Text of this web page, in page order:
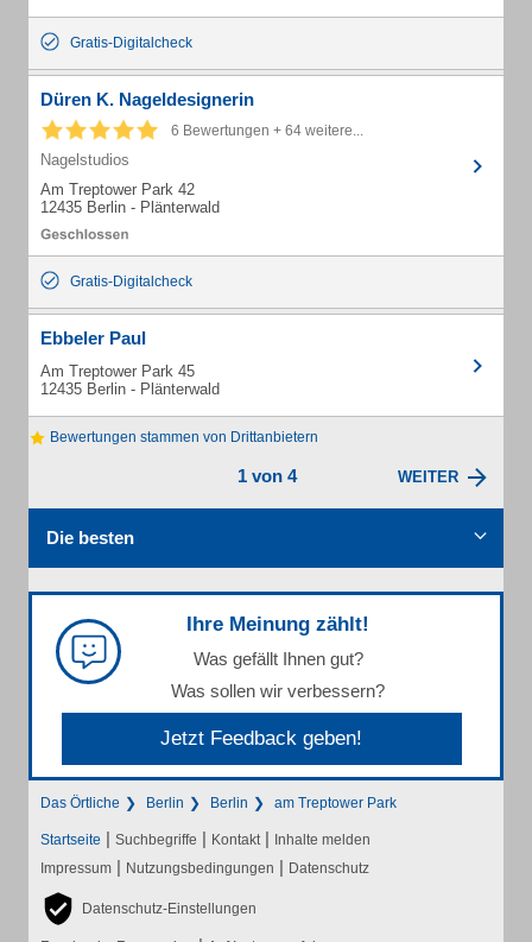
Gratis-Digitalcheck
Düren K. Nageldesignerin
6 Bewertungen + 64 weitere...
Nagelstudios
Am Treptower Park 42
12435 Berlin - Plänterwald
Gratis-Digitalcheck
Ebbeler Paul
Am Treptower Park 45
12435 Berlin - Plänterwald
Bewertungen stammen von Drittanbietern
1 von 4 WEITER
Die besten
Ihre Meinung zählt!
Was gefällt Ihnen gut?
Was sollen wir verbessern?
Jetzt Feedback geben!
Das Örtliche Berlin Berlin am Treptower Park
Startseite | Suchbegriffe | Kontakt | Inhalte melden
Impressum | Nutzungsbedingungen | Datenschutz
Datenschutz-Einstellungen